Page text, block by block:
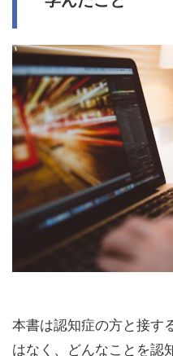
本書は認知症の方と接す
はなく、どんなことを認